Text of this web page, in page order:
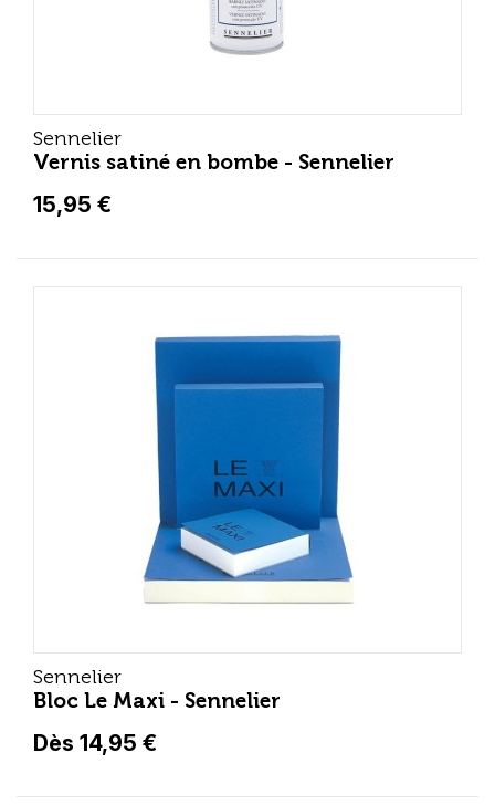
Sennelier
Vernis satiné en bombe - Sennelier
15,95 €
Sennelier
Bloc Le Maxi - Sennelier
Dès 14,95 €